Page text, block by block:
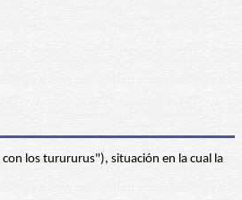
los turururus"), situación en la cual la